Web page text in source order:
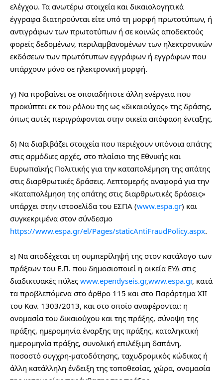
ελέγχου. Τα ανωτέρω στοιχεία και δικαιολογητικά
έγγραφα διατηρούνται είτε υπό τη μορφή πρωτοτύπων, ή
αντιγράφων των πρωτοτύπων ή σε κοινώς αποδεκτούς
φορείς δεδομένων, περιλαμβανομένων των ηλεκτρονικών
εκδόσεων των πρωτότυπων εγγράφων ή εγγράφων που
υπάρχουν μόνο σε ηλεκτρονική μορφή.
γ) Να προβαίνει σε οποιαδήποτε άλλη ενέργεια που
προκύπτει εκ του ρόλου της ως «δικαιούχος» της δράσης,
όπως αυτές περιγράφονται στην οικεία απόφαση ένταξης.
δ) Να διαβιβάζει στοιχεία που περιέχουν υπόνοια απάτης
στις αρμόδιες αρχές, στο πλαίσιο της Εθνικής και
Ευρωπαϊκής Πολιτικής για την καταπολέμηση της απάτης
στις διαρθρωτικές δράσεις. Λεπτομερής αναφορά για την
«Καταπολέμηση της απάτης στις διαρθρωτικές δράσεις»
υπάρχει στην ιστοσελίδα του ΕΣΠΑ (www.espa.gr) και
https://www.espa.gr/el/Pages/staticAntiFraudPolicy.aspx.
ε) Να αποδέχεται τη συμπερίληψή της στον κατάλογο των
πράξεων του Ε.Π. που δημοσιοποιεί η οικεία ΕΥΔ στις
διαδικτυακές πύλες www.ependyseis.gr,www.espa.gr, κατά
τα προβλεπόμενα στο άρθρο 115 και στο Παράρτημα ΧΙΙ
του Καν. 1303/2013, και στο οποίο αναφέρονται: η
ονομασία του δικαιούχου και της πράξης, σύνοψη της
πράξης, ημερομηνία έναρξης της πράξης, καταληκτική
ημερομηνία πράξης, συνολική επιλέξιμη δαπάνη,
ποσοστό συγχρη-ματοδότησης, ταχυδρομικός κώδικας ή
άλλη κατάλληλη ένδειξη της τοποθεσίας, χώρα, ονομασία